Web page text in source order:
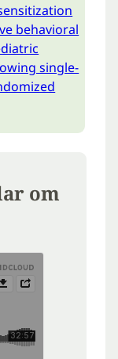
behavioral
single-
om